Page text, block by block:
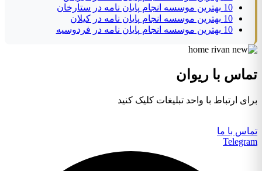
10 بهترین موسسه انجام پایان نامه در ستارخان
10 بهترین موسسه انجام پایان نامه در کیلان
10 بهترین موسسه انجام پایان نامه در فردوسیه
تماس با ریوان
برای ارتباط با واحد تبلیغات کلیک کنید
تماس با ما
Telegram